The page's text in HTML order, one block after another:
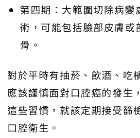
第四期：大範圍切除病變
術，可能包括臉部皮膚或
骨。
對於平時有抽菸、飲酒、吃
應該謹慎面對口腔癌的發生
這些習慣，就該定期接受篩
口腔衛生。